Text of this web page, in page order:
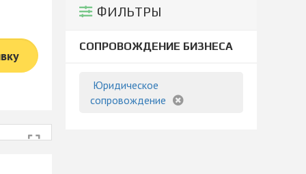
ФИЛЬТРЫ
СОПРОВОЖДЕНИЕ БИЗНЕСА
Юридическое
сопровождение